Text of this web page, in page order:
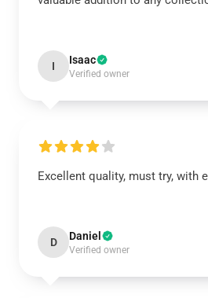
I Isaac
Verified owner
Excellent quality, must try, with
D Daniel
Verified owner